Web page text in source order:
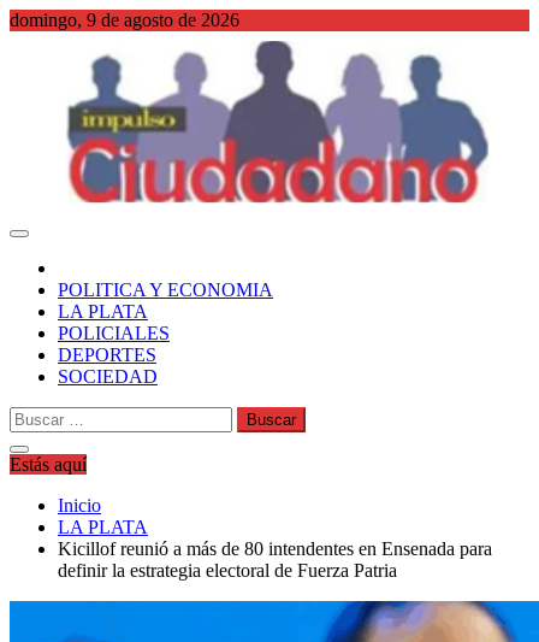
Saltar
domingo, 9 de agosto de 2026
POLITICA Y ECONOMIA
LA PLATA
POLICIALES
DEPORTES
SOCIEDAD
Buscar:
Estás aquí
Inicio
LA PLATA
Kicillof reunió a más de 80 intendentes en Ensenada para
definir la estrategia electoral de Fuerza Patria